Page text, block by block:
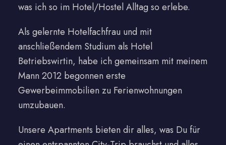
was ich so im Hotel/Hostel Alltag so erlebe.
Als gelernte Hotelfachfrau und mit
anschließendem Studium als Hotel
Betriebswirtin, habe ich gemeinsam mit meinem
Mann 2012 begonnen erste
Gewerbeimmobilien zu Ferienwohnungen
umzubauen.
Unsere Apartments bieten dir alles, was Du für